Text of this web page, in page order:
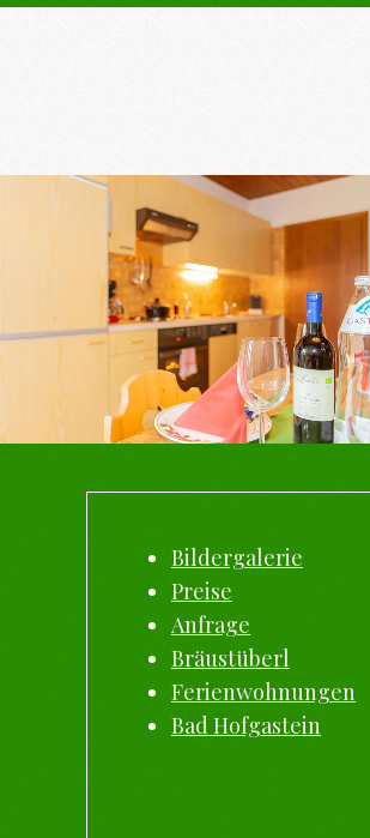
Bildergalerie
Preise
Anfrage
Bräustüberl
Ferienwohnungen
Bad Hofgastein